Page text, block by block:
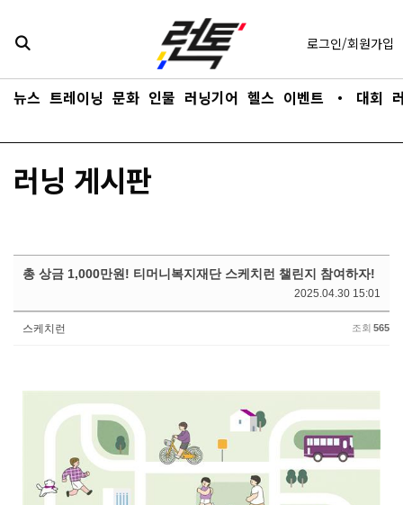
바로가기
뉴스 트레이닝 문화 인물 러닝기어 헬스 이벤트 ・ 대회
로그인/회원가입
러닝 게시판
총 상금 1,000만원! 티머니복지재단 스케치런 챌린지 참여하자!
2025.04.30 15:01
스케치런 조회 565